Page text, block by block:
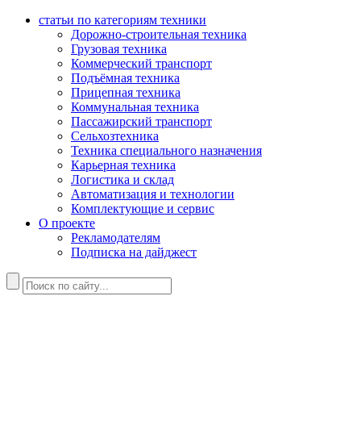
статьи по категориям техники
Дорожно-строительная техника
Грузовая техника
Коммерческий транспорт
Подъёмная техника
Прицепная техника
Коммунальная техника
Пассажирский транспорт
Сельхозтехника
Техника специального назначения
Карьерная техника
Логистика и склад
Автоматизация и технологии
Комплектующие и сервис
О проекте
Рекламодателям
Подписка на дайджест